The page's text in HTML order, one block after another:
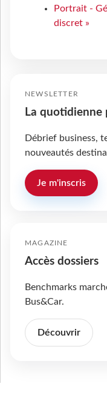
Portrait -
discret »
NEWSLETTER
La quotidienne
Débrief business,
nouveautés
Je m'inscris
MAGAZINE
Accès dossiers
Benchmarks
Bus&Car.
Découvrir